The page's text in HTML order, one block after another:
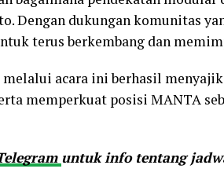
Dengan dukungan komunitas
terus berkembang dan
acara ini berhasil
memperkuat posisi MANTA
untuk info tentang